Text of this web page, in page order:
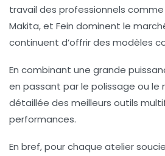
travail des professionnels
Makita, et Fein dominent le
continuent d’offrir des modèles
En combinant une grande
en passant par le polissage ou
détaillée des meilleurs outils
performances.
En bref, pour chaque atelier